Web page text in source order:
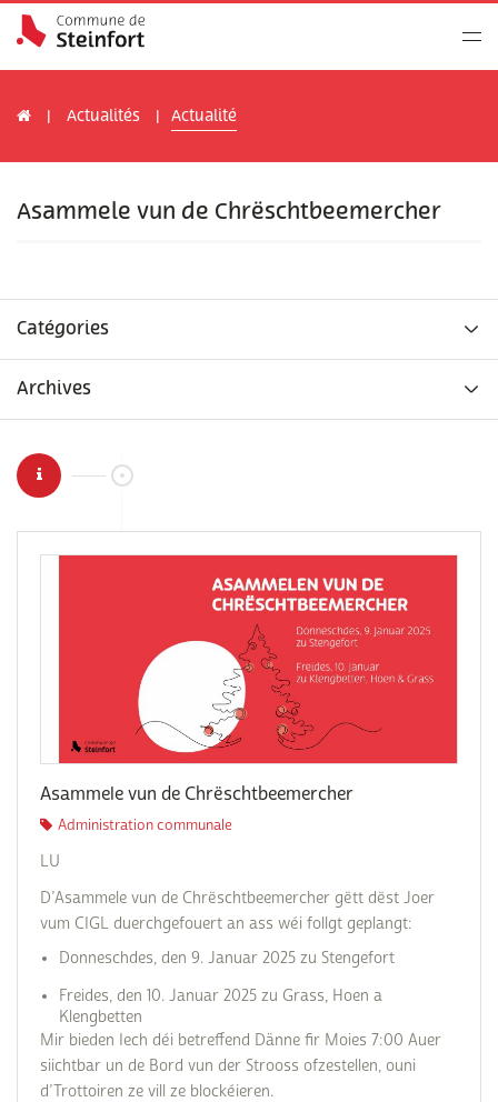
Actualités Actualité
Asammele vun de Chrëschtbeemercher
Catégories
Archives
Asammele vun de Chrëschtbeemercher
Administration communale
LU
D’Asammele vun de Chrëschtbeemercher gëtt dëst Joer
vum CIGL duerchgefouert an ass wéi follgt geplangt:
Donneschdes, den 9. Januar 2025 zu Stengefort
Freides, den 10. Januar 2025 zu Grass, Hoen a
Klengbetten
Mir bieden Iech déi betreffend Dänne fir Moies 7:00 Auer
siichtbar un de Bord vun der Strooss ofzestellen, ouni
d’Trottoiren ze vill ze blockéieren.